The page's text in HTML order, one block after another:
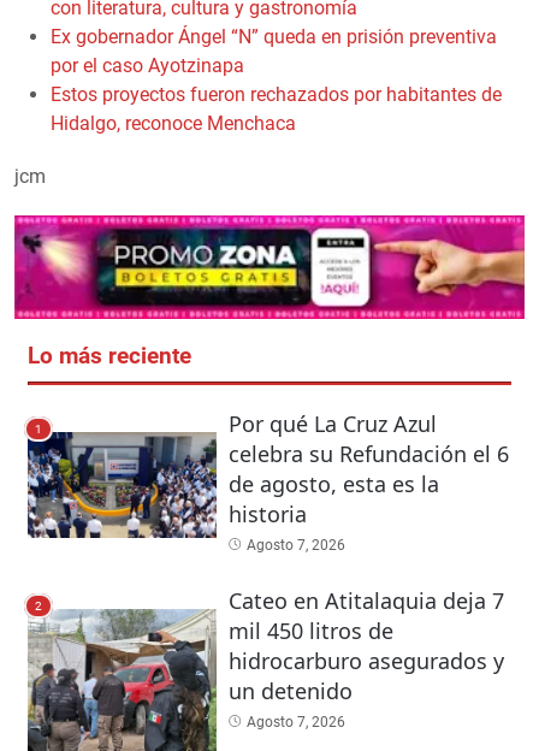
con literatura, cultura y gastronomía
Ex gobernador Ángel “N” queda en prisión preventiva
por el caso Ayotzinapa
Estos proyectos fueron rechazados por habitantes de
Hidalgo, reconoce Menchaca
jcm
Lo más reciente
1
Por qué La Cruz Azul
celebra su Refundación el 6
de agosto, esta es la
historia
Agosto 7, 2026
2
Cateo en Atitalaquia deja 7
mil 450 litros de
hidrocarburo asegurados y
un detenido
Agosto 7, 2026